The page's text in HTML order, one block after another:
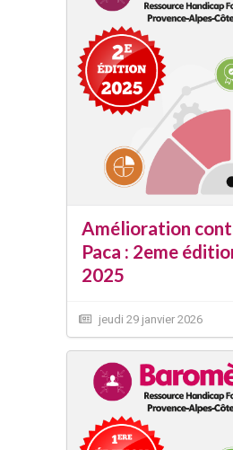
Amélioration
Paca : 2eme
2025
jeudi 29 janvier 2026